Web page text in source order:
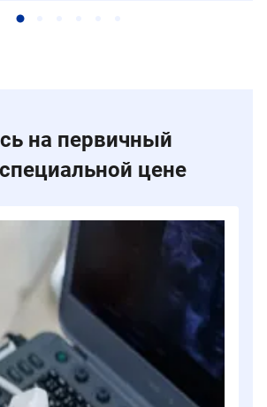
на первичный
цене